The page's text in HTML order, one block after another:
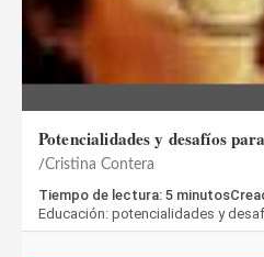
Potencialidades y desafíos
Cristina Contera
Tiempo de lectura: 5
Educación: potencialidades y